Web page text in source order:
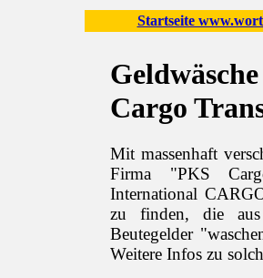
Startseite
Cargo
Mit massenhaft
Firma "PKS
International
zu finden, die aus
Beutegelder
Weitere Infos zu